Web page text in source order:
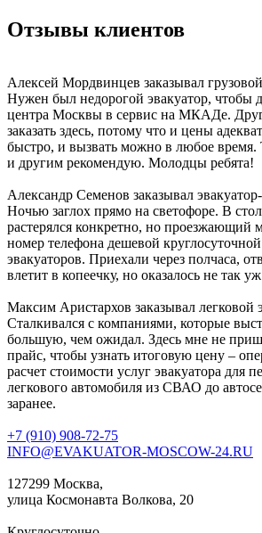
Отзывы клиентов
Алексей Мордвинцев заказывал
Нужен был недорогой эвакуатор, чтобы
центра Москвы в сервис на МКАДе. Друг
заказать здесь, потому что и цены
быстро, и вызвать можно в любое время.
и другим рекомендую. Молодцы ребята!
Александр Семенов заказывал
Ночью заглох прямо на светофоре. В
растерялся конкретно, но проезжающий
номер телефона дешевой
эвакуаторов. Приехали через полчаса,
влетит в копеечку, но оказалось не так
Максим Аристархов заказывал легковой
Сталкивался с компаниями, которые
большую, чем ожидал. Здесь мне не
прайс, чтобы узнать итоговую цену –
расчет стоимости услуг эвакуатора для
легкового автомобиля из СВАО до
заранее.
+7 (910) 908-72-75
INFO@EVAKUATOR-MOSCOW-24.RU
127299 Москва,
улица Космонавта Волкова, 20